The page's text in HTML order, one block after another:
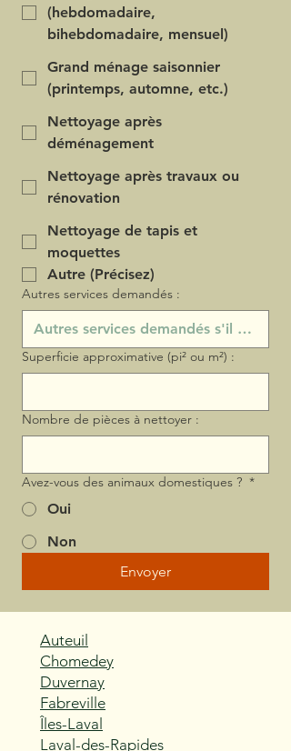
(hebdomadaire,
bihebdomadaire, mensuel)
Grand ménage saisonnier
(printemps, automne, etc.)
Nettoyage après
déménagement
Nettoyage après travaux ou
rénovation
Nettoyage de tapis et
moquettes
Autre (Précisez)
Autres services demandés :
Superficie approximative (pi² ou m²) :
Nombre de pièces à nettoyer :
Avez-vous des animaux domestiques ? *
Oui
Non
Envoyer
Auteuil
Chomedey
Duvernay
Fabreville
Îles-Laval
Laval-des-Rapides